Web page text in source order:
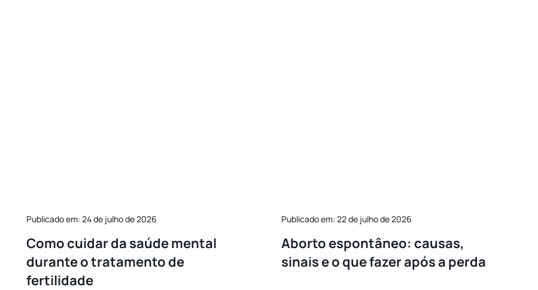
Publicado em: 24 de julho de 2026
Como cuidar da saúde mental
durante o tratamento de
fertilidade
Publicado em: 22 de julho de 2026
Aborto espontâneo: causas,
sinais e o que fazer após a perda